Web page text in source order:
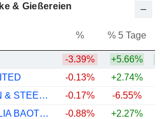
& Gießereien
% % 5 Tage
-3.39% +5.66%
-0.13% +2.74%
BAOSHAN IRON & STEEL CO., LTD.
-0.17% -6.55%
INNER MONGOLIA BAOTOU STEEL UNION CO., LTD.
-0.88% +2.27%